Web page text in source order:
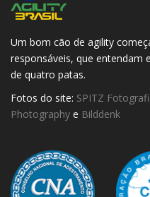
Um bom cão de agility
responsáveis, que entendam
de quatro patas.
Fotos do site: SPITZ
Photography e Bilddenk